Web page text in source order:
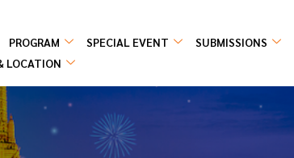
PROGRAM SPECIAL EVENT SUBMISSIONS
LOCATION